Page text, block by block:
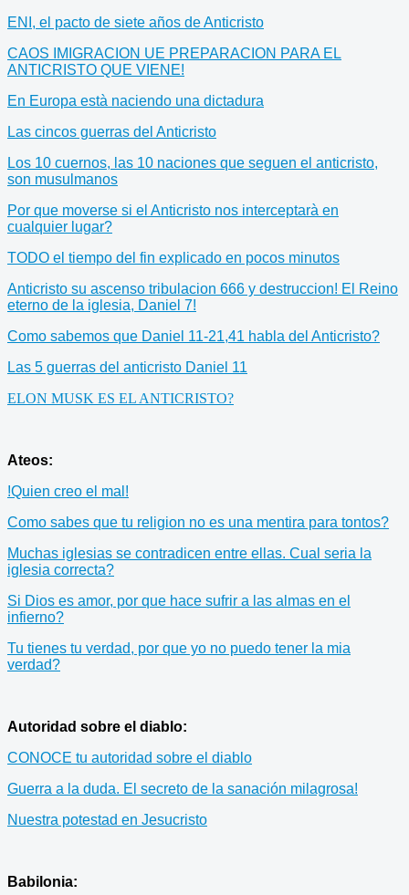
ENI, el pacto de siete años de Anticristo
CAOS IMIGRACION UE PREPARACION PARA EL
ANTICRISTO QUE VIENE!
En Europa està naciendo una dictadura
Las cincos guerras del Anticristo
Los 10 cuernos, las 10 naciones que seguen el anticristo,
son musulmanos
Por que moverse si el Anticristo nos interceptarà en
cualquier lugar?
TODO el tiempo del fin explicado en pocos minutos
Anticristo su ascenso tribulacion 666 y destruccion! El Reino
eterno de la iglesia, Daniel 7!
Como sabemos que Daniel 11-21,41 habla del Anticristo?
Las 5 guerras del anticristo Daniel 11
ELON MUSK ES EL ANTICRISTO?
Ateos:
!Quien creo el mal!
Como sabes que tu religion no es una mentira para tontos?
Muchas iglesias se contradicen entre ellas. Cual seria la
iglesia correcta?
Si Dios es amor, por que hace sufrir a las almas en el
infierno?
Tu tienes tu verdad, por que yo no puedo tener la mia
verdad?
Autoridad sobre el diablo:
CONOCE tu autoridad sobre el diablo
Guerra a la duda. El secreto de la sanación milagrosa!
Nuestra potestad en Jesucristo
Babilonia: